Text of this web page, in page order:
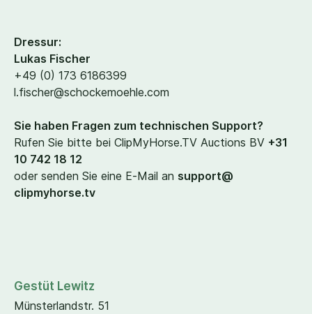
Dressur:
Lukas Fischer
+49 (0) 173 6186399
l.​fischer@​schockemoehle.​com
Sie haben Fragen zum technischen Support?
Rufen Sie bitte bei ClipMyHorse​.TV Auctions BV +31
10 742 18 12
oder senden Sie eine E‑Mail an support@​
clipmyhorse.​tv
Gestüt Lewitz
Münsterlandstr. 51